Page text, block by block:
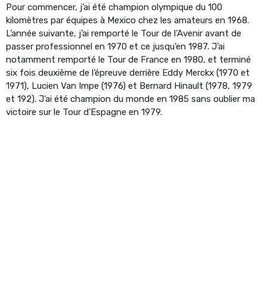
Pour commencer, j’ai été champion olympique du 100
kilomètres par équipes à Mexico chez les amateurs en 1968.
L’année suivante, j’ai remporté le Tour de l’Avenir avant de
passer professionnel en 1970 et ce jusqu’en 1987. J’ai
notamment remporté le Tour de France en 1980, et terminé
six fois deuxième de l’épreuve derrière Eddy Merckx (1970 et
1971), Lucien Van Impe (1976) et Bernard Hinault (1978, 1979
et 192). J’ai été champion du monde en 1985 sans oublier ma
victoire sur le Tour d’Espagne en 1979.